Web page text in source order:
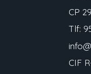
CP
Tlf:
CIF